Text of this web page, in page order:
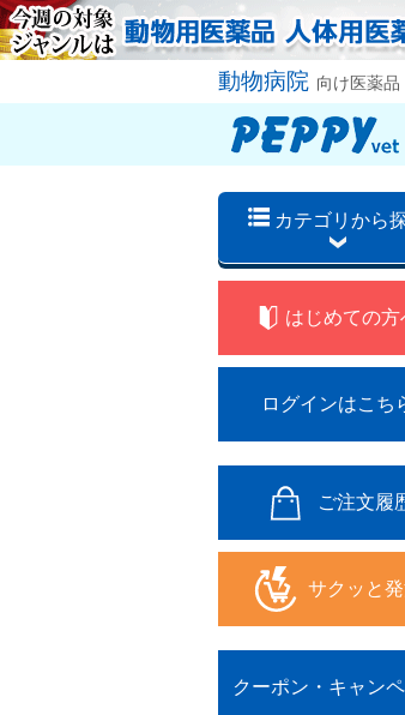
動物病院 向け医薬品
カテゴリから
はじめての方
ログインはこち
ご注文履
サクッと
クーポン・キャン